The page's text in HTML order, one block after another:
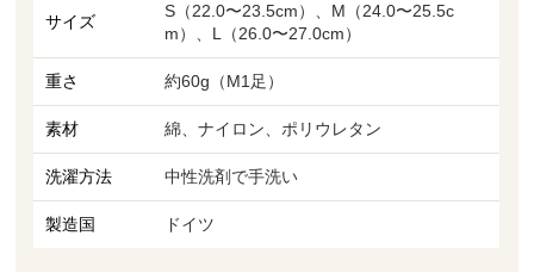
サイズ
S（22.0〜23.5cm）、M（24.0〜25.5c
m）、L（26.0〜27.0cm）
重さ 約60g（M1足）
素材 綿、ナイロン、ポリウレタン
洗濯方法 中性洗剤で手洗い
製造国 ドイツ